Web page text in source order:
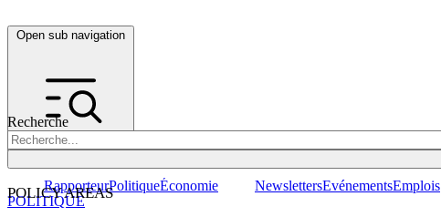
Open sub navigation
Recherche
POLICY AREAS
RapporteurPolitiqueÉconomie NewslettersEvénementsEmplois
POLITIQUE